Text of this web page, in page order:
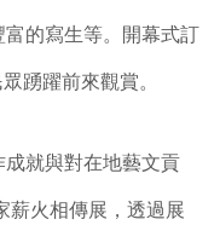
的寫生等。開幕式訂
踴躍前來觀賞。
就與對在地藝文貢
薪火相傳展，透過展